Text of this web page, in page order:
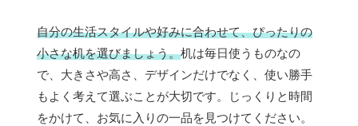
自分の生活スタイルや好みに合わせて、ぴったりの
小さな机を選びましょう。机は毎日使うものなの
で、大きさや高さ、デザインだけでなく、使い勝手
もよく考えて選ぶことが大切です。じっくりと時間
をかけて、お気に入りの一品を見つけてください。